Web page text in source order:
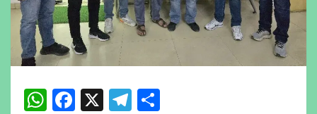
WhatsApp
Facebook
X Telegram